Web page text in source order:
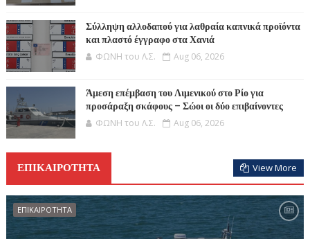
Σύλληψη αλλοδαπού για λαθραία καπνικά προϊόντα
και πλαστό έγγραφο στα Χανιά
ΦΩΝΗ του Λ.Σ.
Aug 06, 2026
Άμεση επέμβαση του Λιμενικού στο Ρίο για
προσάραξη σκάφους – Σώοι οι δύο επιβαίνοντες
ΦΩΝΗ του Λ.Σ.
Aug 06, 2026
ΕΠΙΚΑΙΡΟΤΗΤΑ View More
ΕΠΙΚΑΙΡΟΤΗΤΑ